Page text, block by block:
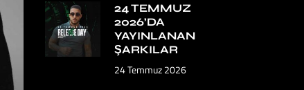
24 TEMMUZ
2026’DA
YAYINLANAN
ŞARKILAR
24 Temmuz 2026